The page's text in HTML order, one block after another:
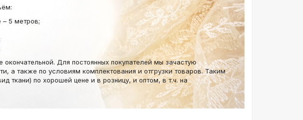
5 метров;
Для постоянных покупателей мы зачастую
а также по условиям комплектования и отгрузки товаров. Таким
ткани) по хорошей цене и в розницу, и оптом, в т.ч. на